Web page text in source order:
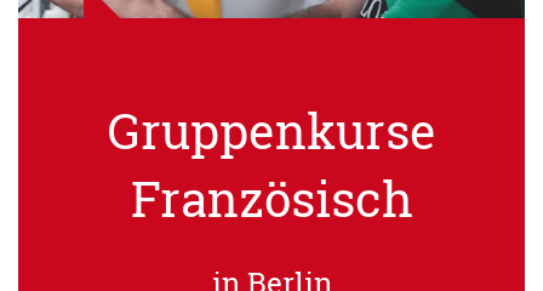
Gruppenkurse
Französisch
in Berlin